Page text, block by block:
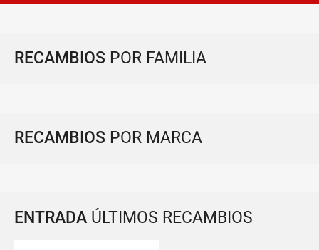
RECAMBIOS POR FAMILIA
RECAMBIOS POR MARCA
ENTRADA ÚLTIMOS RECAMBIOS